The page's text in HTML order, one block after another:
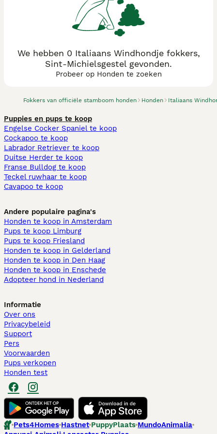
Fokkers van officiële stamboom honden Honden Italiaans
We hebben 0 Italiaans Windhondje fokkers,
Sint-Michielsgestel gevonden.
Probeer op Honden te zoeken
Puppies en pups te koop
Engelse Cocker Spaniel te koop
Cockapoo te koop
Labrador Retriever te koop
Duitse Herder te koop
Franse Bulldog te koop
Teckel ruwhaar te koop
Cavapoo te koop
Andere populaire pagina's
Honden te koop in Amsterdam
Pups te koop Limburg​
Pups te koop Friesland​
Honden te koop in Gelderland
Honden te koop in Den Haag
Honden te koop in Enschede
Adopteer hond in Nederland
Informatie
Over ons
Privacybeleid
Support
Pers
Voorwaarden
Pups verkopen
Honden test
Pets4Homes Hastnet PuppyPlaats MundoAnimalia